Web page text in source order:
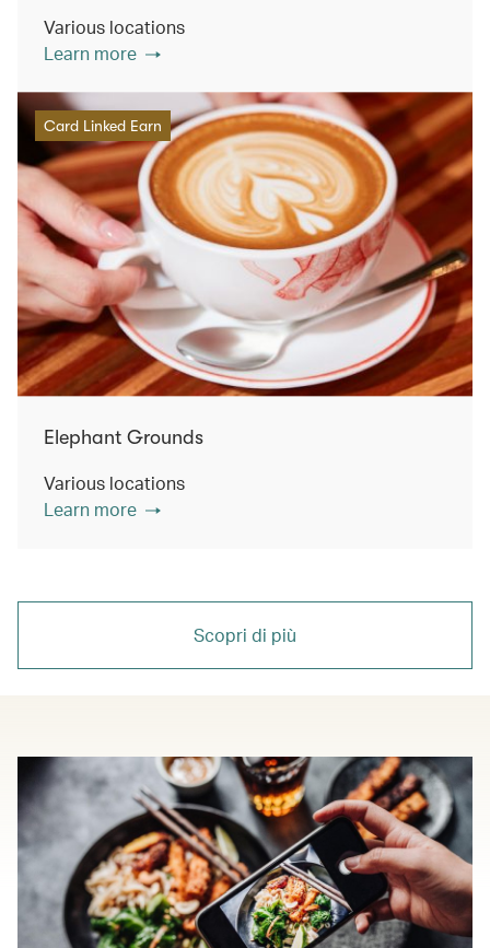
Various locations
Learn more
Card Linked Earn
Elephant Grounds
Various locations
Learn more
Scopri di più